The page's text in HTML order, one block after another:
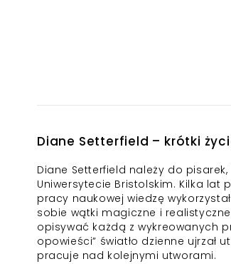
Diane Setterfield – krótki
Diane Setterfield należy do
Uniwersytecie Bristolskim. Kilka lat
pracy naukowej wiedzę
sobie wątki magiczne i
opisywać każdą z wykreowanych
opowieści” światło dzienne ujrzał
pracuje nad kolejnymi utworami.